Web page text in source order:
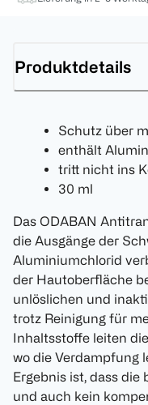
Produktdetails
Schutz über
enthält
tritt nicht ins
30 ml
Das ODABAN
die Ausgänge der
Aluminiumchlorid
der Hautoberfläche
unlöslichen und
trotz Reinigung für
Inhaltsstoffe leiten
wo die Verdampfung
Ergebnis ist, dass
und auch kein